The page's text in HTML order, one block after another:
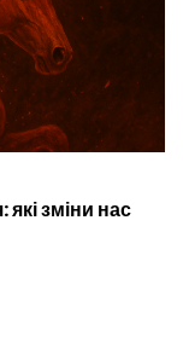
зміни нас